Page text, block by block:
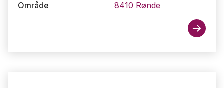
Område
8410 Rønde